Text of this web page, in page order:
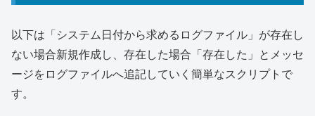
以下は「システム日付から求めるログファイル」が存在し
ない場合新規作成し、存在した場合「存在した」とメッセ
ージをログファイルへ追記していく簡単なスクリプトで
す。